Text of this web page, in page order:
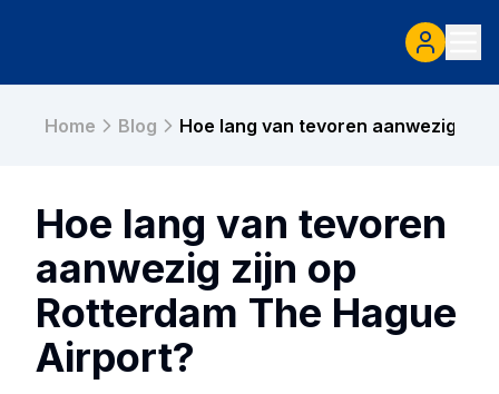
Home Blog Hoe lang van tevoren aanwezig
Hoe lang van tevoren
aanwezig zijn op
Rotterdam The Hague
Airport?